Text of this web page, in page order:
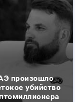
произошло
убийство